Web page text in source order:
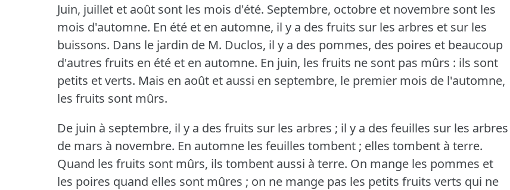
Juin, juillet et août sont les mois d'été. Septembre, octobre et novembre sont les
mois d'automne. En été et en automne, il y a des fruits sur les arbres et sur les
buissons. Dans le jardin de M. Duclos, il y a des pommes, des poires et beaucoup
d'autres fruits en été et en automne. En juin, les fruits ne sont pas mûrs : ils sont
petits et verts. Mais en août et aussi en septembre, le premier mois de l'automne,
les fruits sont mûrs.
De juin à septembre, il y a des fruits sur les arbres ; il y a des feuilles sur les arbres
de mars à novembre. En automne les feuilles tombent ; elles tombent à terre.
Quand les fruits sont mûrs, ils tombent aussi à terre. On mange les pommes et
les poires quand elles sont mûres ; on ne mange pas les petits fruits verts qui ne